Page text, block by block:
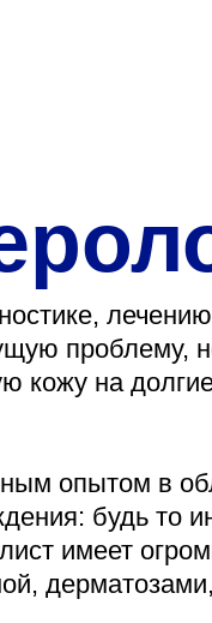
г. Липецк,
проблему,
кожу на
опытом в
будь то
имеет